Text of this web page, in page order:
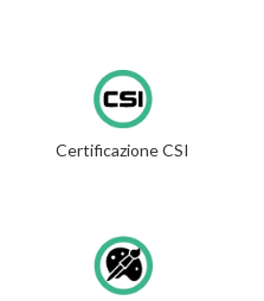
Certificazione CSI